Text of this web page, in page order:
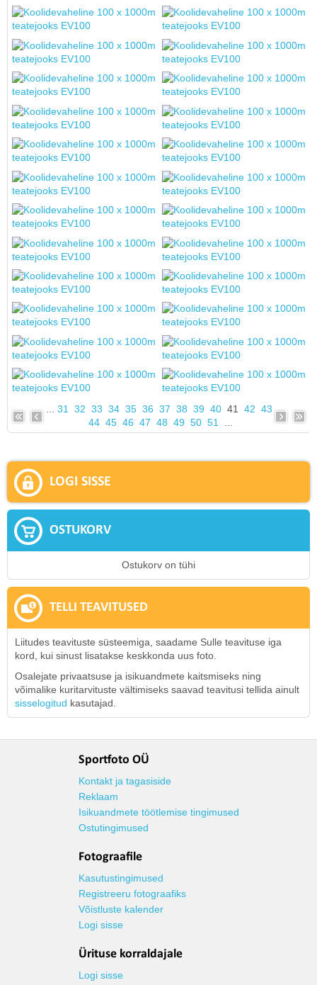
31 32 33 34 35 36 37 38 39 40 41 42 43
44 45 46 47 48 49 50 51
LOGI SISSE
OSTUKORV
Ostukorv on tühi
TELLI TEAVITUSED
Liitudes teavituste süsteemiga, saadame Sulle teavituse iga
kord, kui sinust lisatakse keskkonda uus foto.
Osalejate privaatsuse ja isikuandmete kaitsmiseks ning
võimalike kuritarvituste vältimiseks saavad teavitusi tellida ainult
sisselogitud kasutajad.
Sportfoto OÜ
Kontakt ja tagasiside
Reklaam
Isikuandmete töötlemise tingimused
Ostutingimused
Fotograafile
Kasutustingimused
Registreeru fotograafiks
Võistluste kalender
Logi sisse
Ürituse korraldajale
Logi sisse